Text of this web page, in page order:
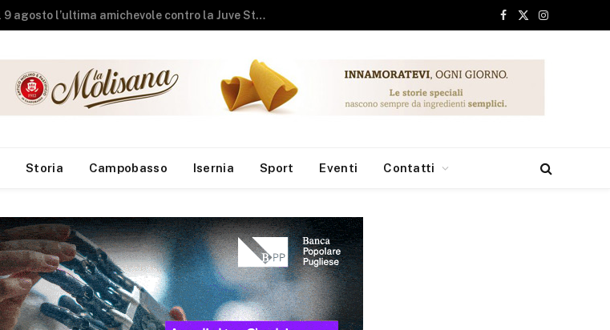
Studenti universitari, 6 milioni dai Fondi Europei per le borse di studio
Facebook
X
Instagram
Storia Campobasso Isernia Sport Eventi Contatti